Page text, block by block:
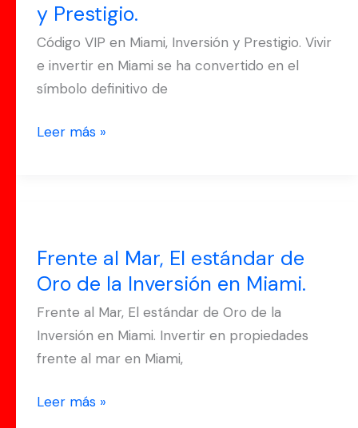
y Prestigio.
Código VIP en Miami, Inversión y Prestigio. Vivir
e invertir en Miami se ha convertido en el
símbolo definitivo de
Miami,
Inversión
Prestigio.
Leer más »
Frente al Mar, El estándar de
Oro de la Inversión en Miami.
Frente al Mar, El estándar de Oro de la
Inversión en Miami. Invertir en propiedades
frente al mar en Miami,
Mar,
El
estándar
de
Oro
la
Leer más »